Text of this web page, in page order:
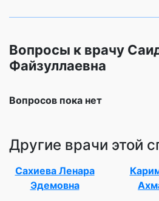
Вопросы к врачу
Файзуллаевна
Вопросов пока нет
Другие врачи этой
Сахиева Ленара
Эдемовна